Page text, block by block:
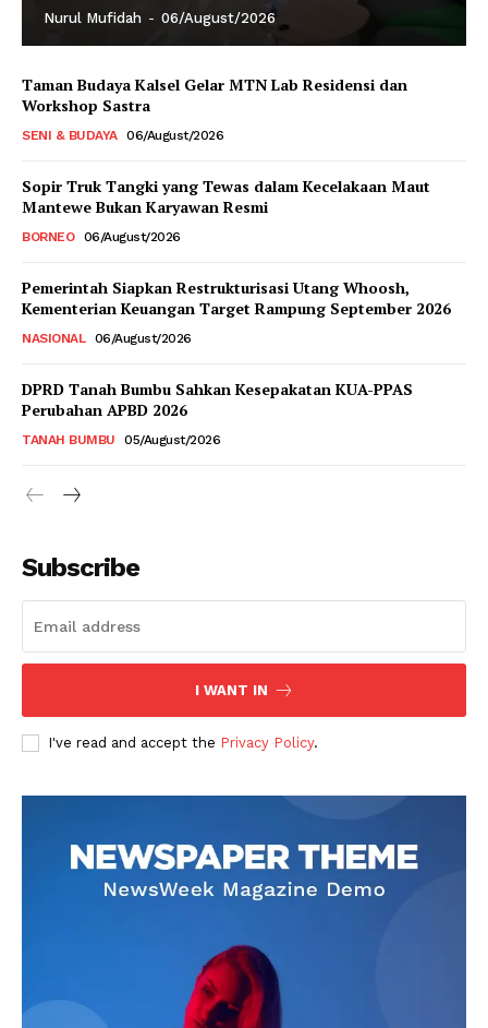
Nurul Mufidah - 06/August/2026
Taman Budaya Kalsel Gelar MTN Lab Residensi dan
Workshop Sastra
SENI & BUDAYA 06/August/2026
Sopir Truk Tangki yang Tewas dalam Kecelakaan Maut
Mantewe Bukan Karyawan Resmi
BORNEO 06/August/2026
Pemerintah Siapkan Restrukturisasi Utang Whoosh,
Kementerian Keuangan Target Rampung September 2026
NASIONAL 06/August/2026
DPRD Tanah Bumbu Sahkan Kesepakatan KUA-PPAS
Perubahan APBD 2026
TANAH BUMBU 05/August/2026
Subscribe
I WANT IN
I've read and accept the Privacy Policy.